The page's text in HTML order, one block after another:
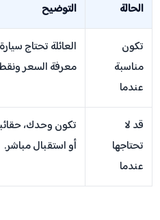
الحالة التوضيح
تكون
مناسبة
عندما
العائلة تحتاج
معرفة السعر
قد لا
تحتاجها
عندما
تكون وحدك،
أو استقبال مباشر.